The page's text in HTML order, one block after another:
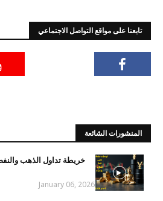
تابعنا على مواقع التواصل الاجتماعي
المنشورات الشائعة
خريطة تداول الذهب
January 06, 2026